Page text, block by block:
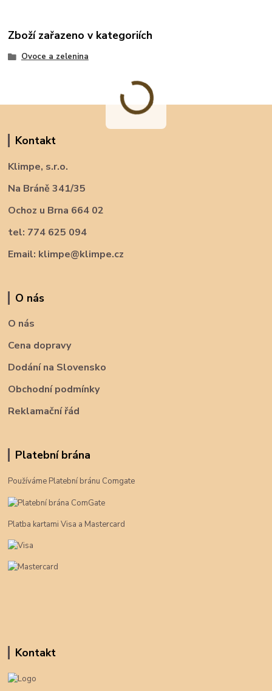
Zboží zařazeno v kategoriích
Ovoce a zelenina
Kontakt
Klimpe, s.r.o.
Na Bráně 341/35
Ochoz u Brna 664 02
tel: 774 625 094
Email: klimpe@klimpe.cz
O nás
O nás
Cena dopravy
Dodání na Slovensko
Obchodní podmínky
Reklamační řád
Platební brána
Používáme Platební bránu Comgate
Platba kartami Visa a Mastercard
Kontakt